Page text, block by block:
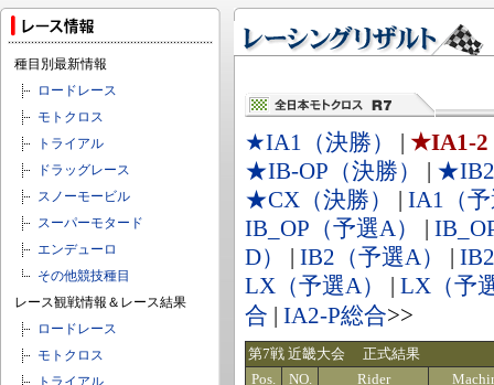
種目別最新情報
ロードレース
モトクロス
トライアル
ドラッグレース
スノーモービル
スーパーモタード
エンデューロ
その他競技種目
レース観戦情報＆レース結果
ロードレース
モトクロス
トライアル
★IA1（決勝） | ★IA1-2
★IB-OP（決勝）
|
★CX（決勝）
| IA1（
IB_OP（予選A）
|
D）
| IB2（予選A） |
LX（予選A）
| LX（予
合 | IA2-P総合>>
第7戦 近畿大会 正式結果
Pos.
NO. Rider